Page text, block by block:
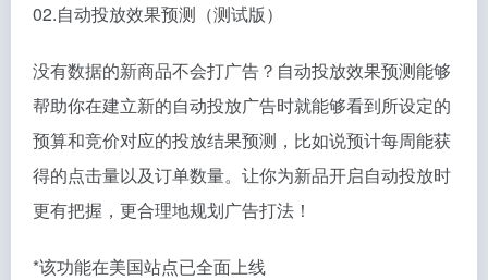
02.自动投放效果预测（测试版）
没有数据的新商品不会打广告？自动投放效果预测能够
帮助你在建立新的自动投放广告时就能够看到所设定的
预算和竞价对应的投放结果预测，比如说预计每周能获
得的点击量以及订单数量。让你为新品开启自动投放时
更有把握，更合理地规划广告打法！
*该功能在美国站点已全面上线